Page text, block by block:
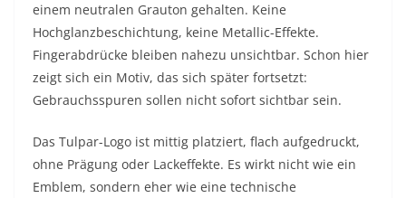
einem neutralen Grauton gehalten. Keine
Hochglanzbeschichtung, keine Metallic-Effekte.
Fingerabdrücke bleiben nahezu unsichtbar. Schon hier
zeigt sich ein Motiv, das sich später fortsetzt:
Gebrauchsspuren sollen nicht sofort sichtbar sein.
Das Tulpar-Logo ist mittig platziert, flach aufgedruckt,
ohne Prägung oder Lackeffekte. Es wirkt nicht wie ein
Emblem, sondern eher wie eine technische